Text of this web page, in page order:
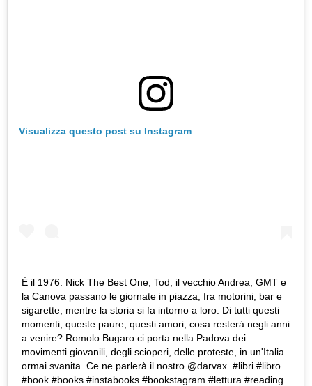
Visualizza questo post su Instagram
È il 1976: Nick The Best One, Tod, il vecchio Andrea, GMT e
la Canova passano le giornate in piazza, fra motorini, bar e
sigarette, mentre la storia si fa intorno a loro. Di tutti questi
momenti, queste paure, questi amori, cosa resterà negli anni
a venire? Romolo Bugaro ci porta nella Padova dei
movimenti giovanili, degli scioperi, delle proteste, in un'Italia
ormai svanita. Ce ne parlerà il nostro @darvax. #libri #libro
#book #books #instabooks #bookstagram #lettura #reading